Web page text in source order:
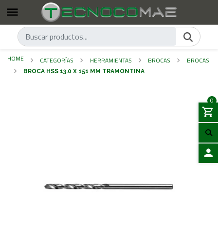
0
HOME CATEGORÍAS HERRAMIENTAS BROCAS BROCAS
BROCA HSS 13.0 X 151 MM TRAMONTINA